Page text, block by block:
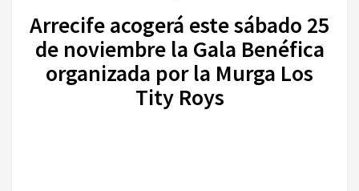
Arrecife acogerá este sábado 25
de noviembre la Gala Benéfica
organizada por la Murga Los
Tity Roys